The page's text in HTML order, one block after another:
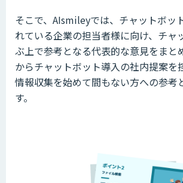
そこで、AIsmileyでは、チャットボッ
れている企業の担当者様に向け、チャ
ぶ上で参考となる代表的な意見をまと
からチャットボット導入の社内提案を
情報収集を始めて間もない方への参考
す。